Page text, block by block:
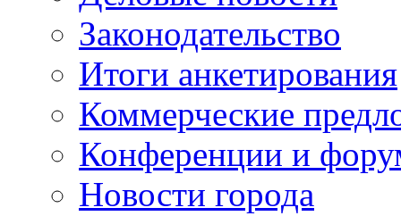
Законодательство
Итоги анкетирования
Коммерческие
Конференции и
Новости города